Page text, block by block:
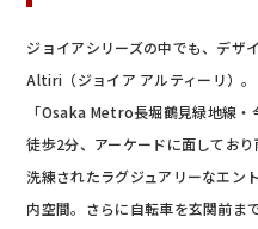
ジョイアシリーズの中でも、デザ
Altiri（ジョイア アルティーリ）。
「Osaka Metro長堀鶴見緑地線
徒歩2分、アーケードに面してお
洗練されたラグジュアリーなエン
内空間。さらに自転車を玄関前ま